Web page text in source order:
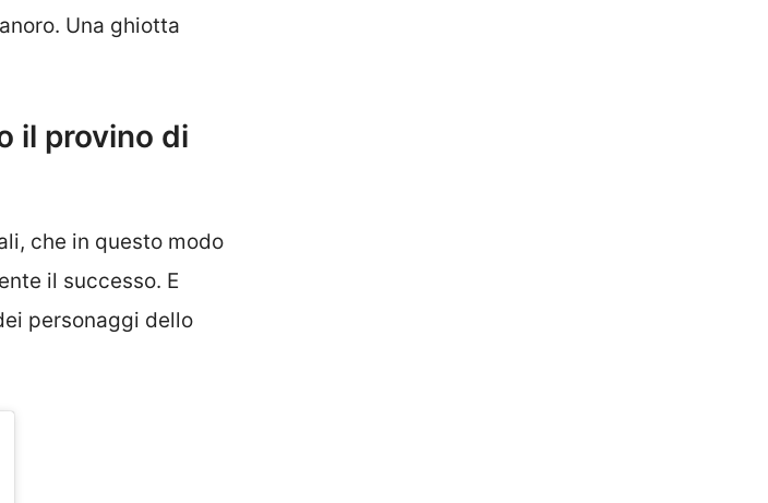
Una ghiotta
il provino di
che in questo modo
il successo. E
personaggi dello